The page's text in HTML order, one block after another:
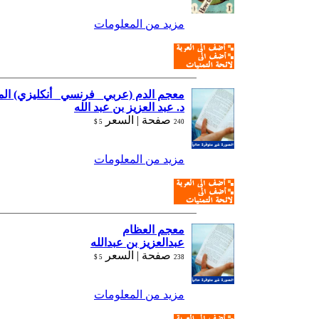
مزيد من المعلومات
معجم الدم (عربي_ فرنسي_ أنكليزي)
د. عبد العزيز بن عبد الله
240 صفحة | السعر 5 $
مزيد من المعلومات
معجم العظام
عبدالعزيز بن عبدالله
238 صفحة | السعر 5 $
مزيد من المعلومات